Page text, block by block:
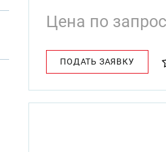
Цена по
ПОДАТЬ ЗАЯВКУ